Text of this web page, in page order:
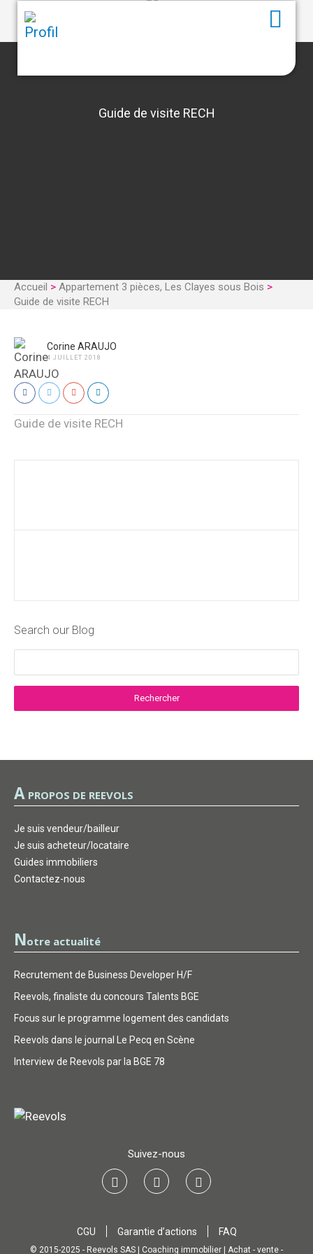
Guide de visite RECH
Accueil > Appartement 3 pièces, Les Clayes sous Bois >
Guide de visite RECH
Corine ARAUJO
4 JUILLET 2018
Guide de visite RECH
Search our Blog
A PROPOS DE REEVOLS
Je suis vendeur/bailleur
Je suis acheteur/locataire
Guides immobiliers
Contactez-nous
Notre actualité
Recrutement de Business Developer H/F
Reevols, finaliste du concours Talents BGE
Focus sur le programme logement des candidats
Reevols dans le journal Le Pecq en Scène
Interview de Reevols par la BGE 78
Suivez-nous
CGU Garantie d’actions FAQ
© 2015-2025 - Reevols SAS | Coaching immobilier | Achat - vente -